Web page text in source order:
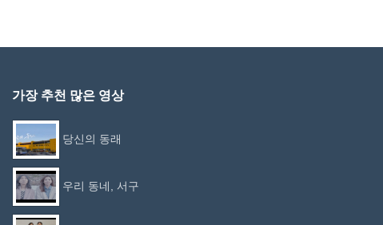
가장 추천 많은 영상
당신의 동래
우리 동네, 서구